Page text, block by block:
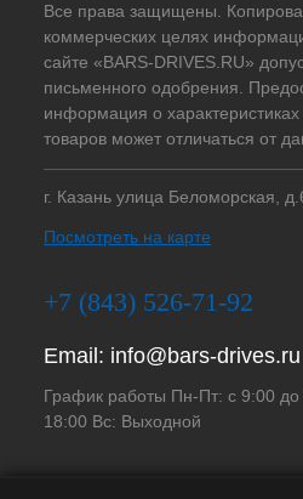
Все права защищены.
коммерческих целях
сайте «BARS-DRIVES.RU»
письменного одобрения.
информация о характеристиках
товаров может отличаться от
г. Казань улица Беломорская,
Посмотреть на карте
+7 (843) 526-71-92
Email: info@bars-drives.ru
График работы Пн-Пт: с 9:00
18:00 Вс: Выходной